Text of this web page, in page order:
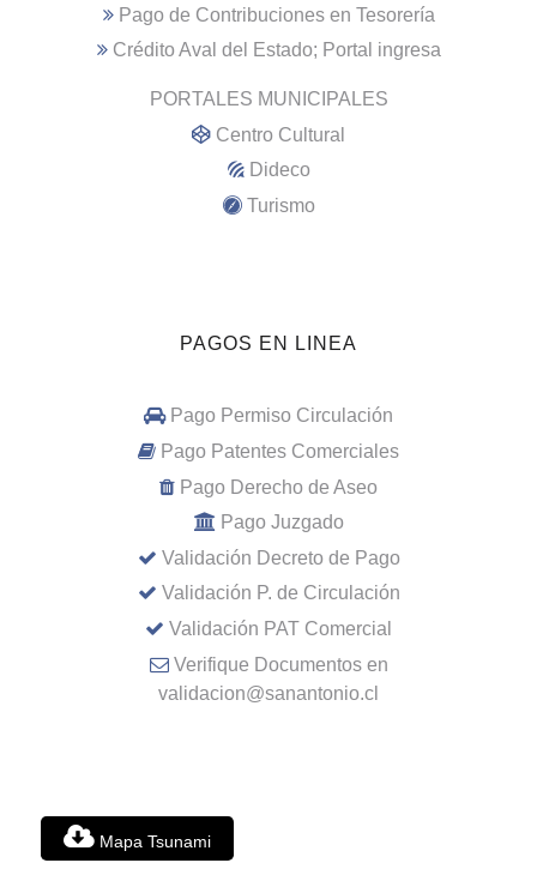
Pago de Contribuciones en Tesorería
Crédito Aval del Estado; Portal ingresa
PORTALES MUNICIPALES
Centro Cultural
Dideco
Turismo
PAGOS EN LINEA
Pago Permiso Circulación
Pago Patentes Comerciales
Pago Derecho de Aseo
Pago Juzgado
Validación Decreto de Pago
Validación P. de Circulación
Validación PAT Comercial
Verifique Documentos en
validacion@sanantonio.cl
Mapa Tsunami